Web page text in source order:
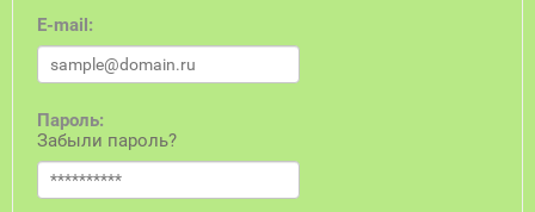
E-mail:
Пароль:
Забыли пароль?